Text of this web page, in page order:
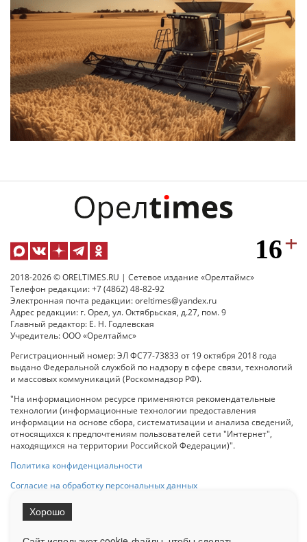
2018-2026 © ORELTIMES.RU | Сетевое издание «Орелтаймс»
Телефон редакции: +7 (4862) 48-82-92
Электронная почта редакции: oreltimes@yandex.ru
Адрес редакции: г. Орел, ул. Октябрьская, д.27, пом. 9
Главный редактор: Е. Н. Годлевская
Учредитель: ООО «Орелтаймс»
Регистрационный номер: ЭЛ ФС77-73833 от 19 октября 2018 года
выдано Федеральной службой по надзору в сфере связи, технологий
и массовых коммуникаций (Роскомнадзор РФ).
"На информационном ресурсе применяются рекомендательные
технологии (информационные технологии предоставления
информации на основе сбора, систематизации и анализа сведений,
относящихся к предпочтениям пользователей сети "Интернет",
находящихся на территории Российской Федерации)".
Политика конфиденциальности
Согласие на обработку персональных данных
на Сетевое издание «ОрелТаймс» обязательна.
Хорошо